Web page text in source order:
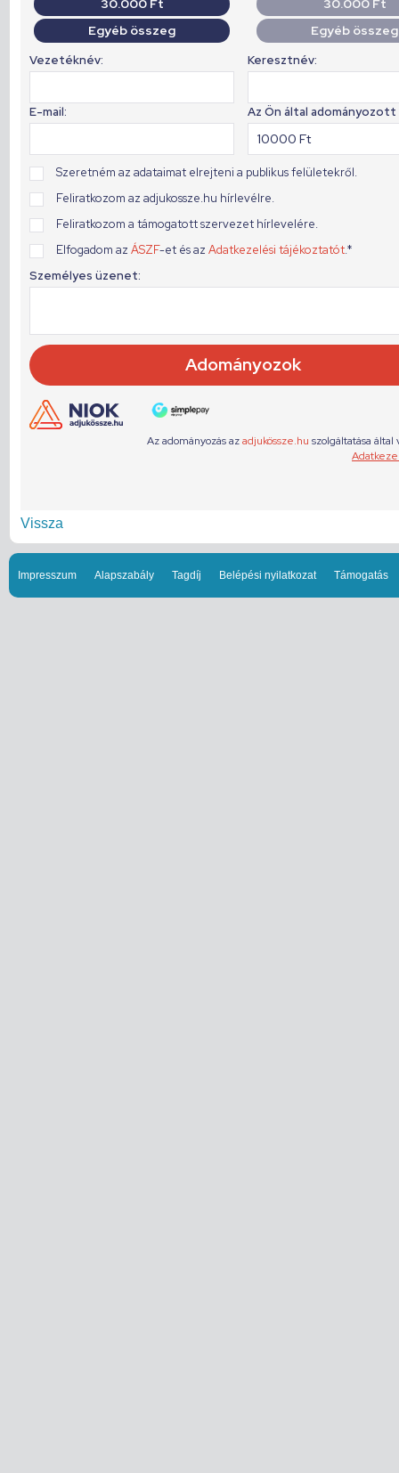
Vissza
Impresszum Alapszabály Tagdíj Belépési nyilatkozat Támogatás